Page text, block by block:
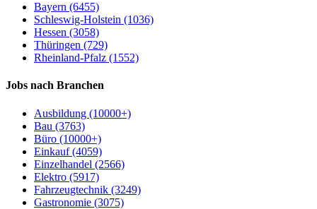
Bayern (6455)
Schleswig-Holstein (1036)
Hessen (3058)
Thüringen (729)
Rheinland-Pfalz (1552)
Jobs nach Branchen
Ausbildung (10000+)
Bau (3763)
Büro (10000+)
Einkauf (4059)
Einzelhandel (2566)
Elektro (5917)
Fahrzeugtechnik (3249)
Gastronomie (3075)